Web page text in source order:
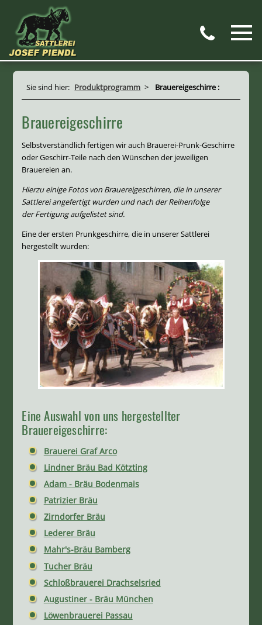
Sie sind hier: Produktprogramm > Brauereigeschirre :
Brauereigeschirre
Selbstverständlich fertigen wir auch Brauerei-Prunk-Geschirre
oder Geschirr-Teile nach den Wünschen der jeweiligen
Brauereien an.
Hierzu einige Fotos von Brauereigeschirren, die in unserer
Sattlerei angefertigt wurden und nach der Reihenfolge
der Fertigung aufgelistet sind.
Eine der ersten Prunkgeschirre, die in unserer Sattlerei
hergestellt wurden:
Eine Auswahl von uns hergestellter
Brauereigeschirre:
Brauerei Graf Arco
Lindner Bräu Bad Kötzting
Adam - Bräu Bodenmais
Patrizier Bräu
Zirndorfer Bräu
Lederer Bräu
Mahr's-Bräu Bamberg
Tucher Bräu
Schloßbrauerei Drachselsried
Augustiner - Bräu München
Löwenbrauerei Passau